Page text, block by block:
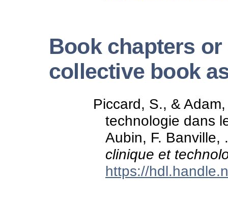
Book chapters
collective book
Piccard, S., &
technologie dans
Aubin, F. Banville,
clinique et
https://